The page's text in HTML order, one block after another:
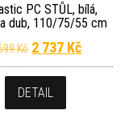
PC STŮL, bílá,
dub, 110/75/55 cm
Kč Původní cena
2 737 KčAktuální
DETAIL